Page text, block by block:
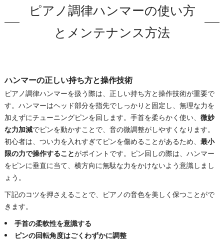
ピアノ調律ハンマーの使い方
とメンテナンス方法
ハンマーの正しい持ち方と操作技術
ピアノ調律ハンマーを扱う際は、正しい持ち方と操作技術が重要で
す。ハンマーはヘッド部分を指先でしっかりと固定し、無理な力を
加えずにチューニングピンを回します。手首を柔らかく使い、 微妙
な力加減でピンを動かすことで、音の微調整がしやすくなります。
初心者は、つい力を入れすぎてピンを傷めることがあるため、 最小
限の力で操作することがポイントです。ピン回しの際は、ハンマー
をピンに垂直に当て、横方向に無駄な力をかけないよう意識しまし
ょう。
下記のコツを押さえることで、ピアノの音色を美しく保つことがで
きます。
手首の柔軟性を意識する
ピンの回転角度はごくわずかに調整